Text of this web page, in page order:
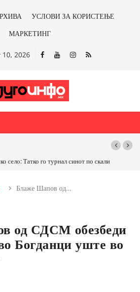
УСЛОВИ ЗА КОРИСТЕЊЕ
МАРКЕТИНГ
10, 2026
Татко го турнал синот по скалиТРАМП
Блаже Шапов од…
од СДСМ обезбеди
Богданци уште во